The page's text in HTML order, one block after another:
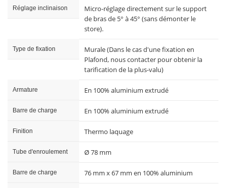
Réglage inclinaison
Micro-réglage directement sur le support
de bras de 5° à 45° (sans démonter le
store).
Type de fixation
Murale (Dans le cas d'une fixation en
Plafond, nous contacter pour obtenir la
tarification de la plus-valu)
Armature En 100% aluminium extrudé
Barre de charge En 100% aluminium extrudé
Finition Thermo laquage
Tube d'enroulement Ø 78 mm
Barre de charge 76 mm x 67 mm en 100% aluminium